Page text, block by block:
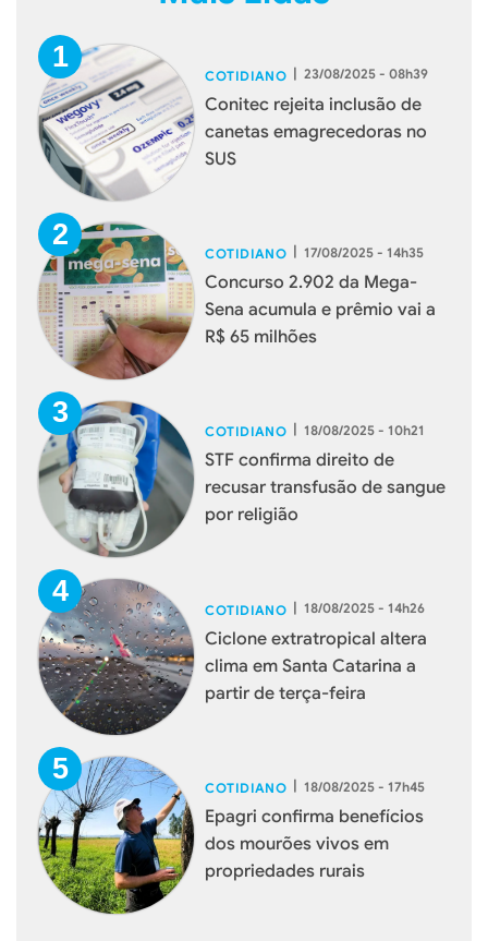
COTIDIANO | 23/08/2025 - 08h39
Conitec rejeita inclusão de
canetas emagrecedoras no
SUS
COTIDIANO | 17/08/2025 - 14h35
Concurso 2.902 da Mega-
Sena acumula e prêmio vai a
R$ 65 milhões
COTIDIANO | 18/08/2025 - 10h21
STF confirma direito de
recusar transfusão de sangue
por religião
COTIDIANO | 18/08/2025 - 14h26
Ciclone extratropical altera
clima em Santa Catarina a
partir de terça-feira
COTIDIANO | 18/08/2025 - 17h45
Epagri confirma benefícios
dos mourões vivos em
propriedades rurais